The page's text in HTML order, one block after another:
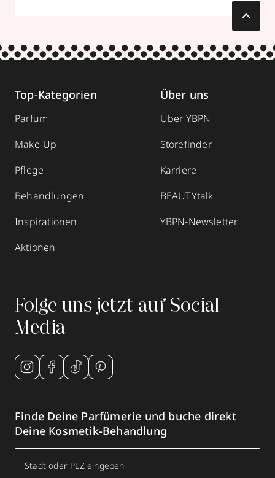
Top-Kategorien
Parfum
Make-Up
Pflege
Behandlungen
Inspirationen
Aktionen
Über uns
Über YBPN
Storefinder
Karriere
BEAUTYtalk
YBPN-Newsletter
Folge uns jetzt auf Social
Media
Finde Deine Parfümerie und buche direkt
Deine Kosmetik-Behandlung